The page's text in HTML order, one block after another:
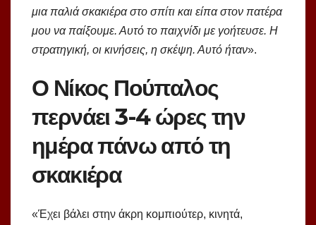
μια παλιά σκακιέρα στο σπίτι και είπα στον πατέρα
μου να παίξουμε. Αυτό το παιχνίδι με γοήτευσε. Η
στρατηγική, οι κινήσεις, η σκέψη. Αυτό ήταν».
Ο Νίκος Πούπαλος
περνάει 3-4 ώρες την
ημέρα πάνω από τη
σκακιέρα
«Έχει βάλει στην άκρη κομπιούτερ, κινητά,